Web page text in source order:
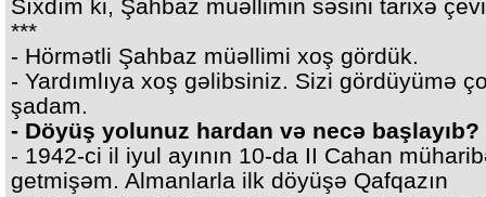
Sıxdım ki, Şahbaz müəllimin səsini tarixə
***
- Hörmətli Şahbaz müəllimi xoş gördük.
- Yardımlıya xoş gəlibsiniz. Sizi gördüyümə
şadam.
- Döyüş yolunuz hardan və necə başlayıb?
- 1942-ci il iyul ayının 10-da II Cahan
getmişəm. Almanlarla ilk döyüşə Qafqazın